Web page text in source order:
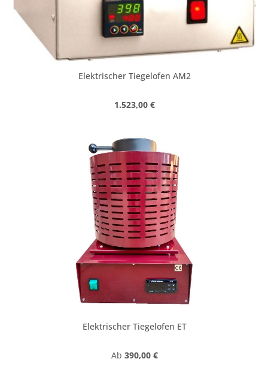
Elektrischer Tiegelofen AM2
Regulärer Preis:
1.523,00 €
Elektrischer Tiegelofen ET
Regulärer Preis:
Ab 390,00 €